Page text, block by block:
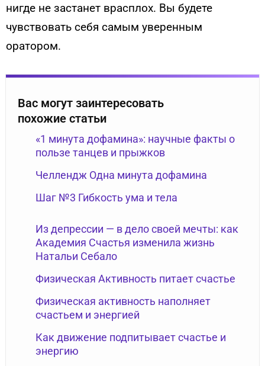
нигде не застанет врасплох. Вы будете
чувствовать себя самым уверенным
оратором.
Вас могут заинтересовать
похожие статьи
«1 минута дофамина»: научные факты о
пользе танцев и прыжков
Челлендж Одна минута дофамина
Шаг №3 Гибкость ума и тела
Из депрессии — в дело своей мечты: как
Академия Счастья изменила жизнь
Натальи Себало
Физическая Активность питает счастье
Физическая активность наполняет
счастьем и энергией
Как движение подпитывает счастье и
энергию